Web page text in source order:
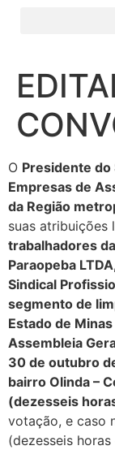
O Presidente do
Empresas de
da Região
suas atribuições
trabalhadores
Paraopeba
Sindical
segmento de
Estado de
Assembleia
30 de outubro
bairro Olinda –
(dezesseis
votação, e caso
(dezesseis